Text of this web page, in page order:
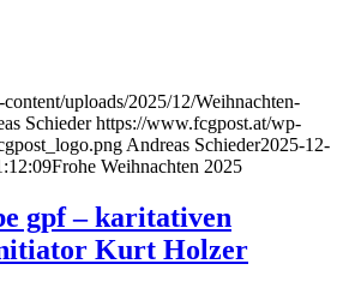
uploads/2025/12/Weihnachten-
Schieder https://www.fcgpost.at/wp-
Andreas Schieder2025-12-
Frohe Weihnachten 2025
gpf – karitativen
Kurt Holzer